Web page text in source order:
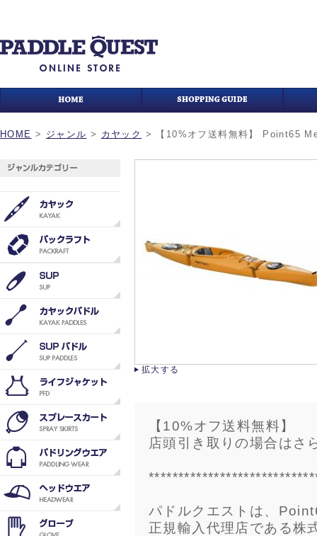
HOME > ジャンル > カヤック > 【10%オフ送料無料】 Point65
拡大する
【10%オフ送料無料】
店頭引き取りの場合はさ
パドルクエストは、
正規輸入代理店である株